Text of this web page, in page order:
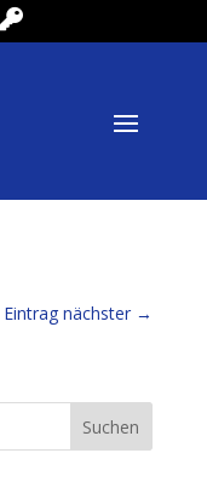
Eintrag nächster →